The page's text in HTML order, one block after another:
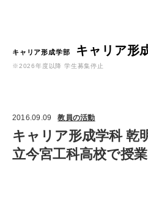
キャリア形成学部 キャリア形
※2026年度以降 学生募集停止
2016.09.09 教員の活動
キャリア形成学科 乾
立今宮工科高校で授